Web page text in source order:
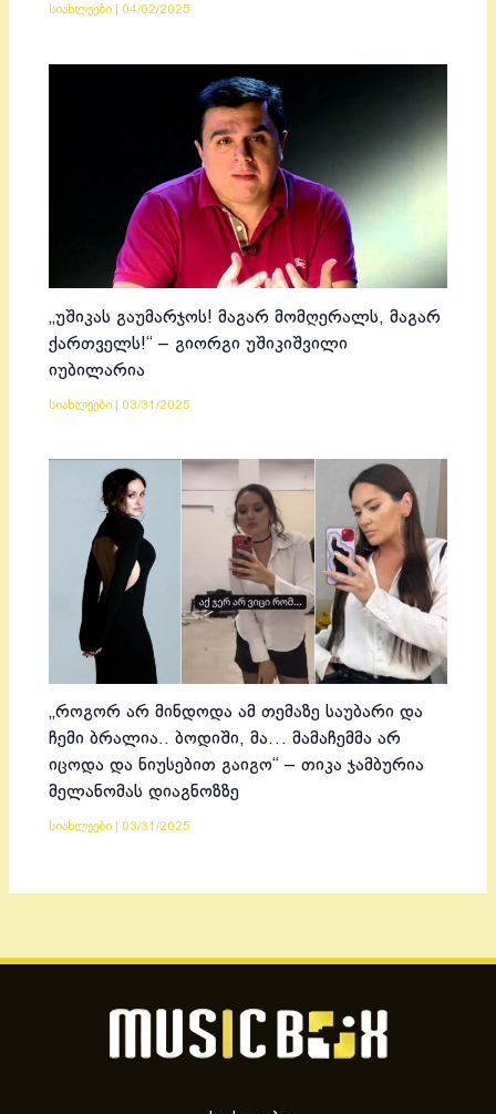
სიახლეები 04/02/2025
„უშიკას გაუმარჯოს! მაგარ მომღერალს, მაგარ
ქართველს!“ – გიორგი უშიკიშვილი
იუბილარია
სიახლეები 03/31/2025
„როგორ არ მინდოდა ამ თემაზე საუბარი და
ჩემი ბრალია.. ბოდიში, მა… მამაჩემმა არ
იცოდა და ნიუსებით გაიგო“ – თიკა ჯამბურია
მელანომას დიაგნოზზე
სიახლეები 03/31/2025